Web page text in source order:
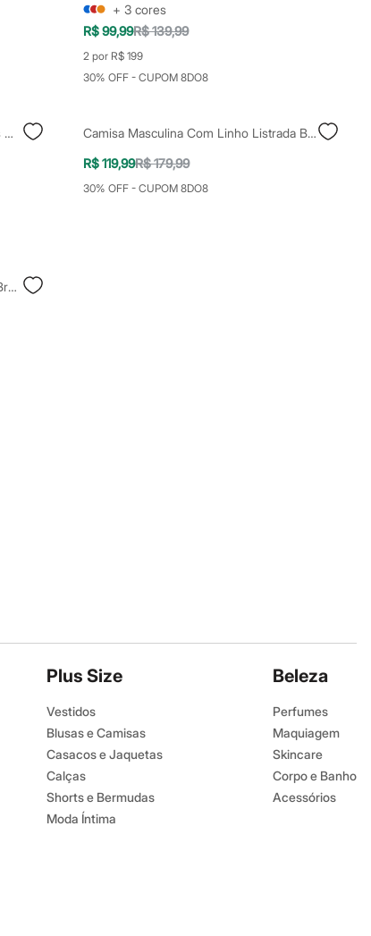
+ 3 cores
R$ 99,99R$ 139,99
2 por R$ 199
30% OFF - CUPOM 8DO8
Camisa Masculina Bordado Folhagens Off White
Camisa Masculina Com Linho Listrada Bege
R$ 119,99R$ 179,99
30% OFF - CUPOM 8DO8
Camisa Comfort De Linho Folhagem Branca
Plus Size
Vestidos
Blusas e Camisas
Casacos e Jaquetas
Calças
Shorts e Bermudas
Moda Íntima
Beleza
Perfumes
Maquiagem
Skincare
Corpo e Banho
Acessórios